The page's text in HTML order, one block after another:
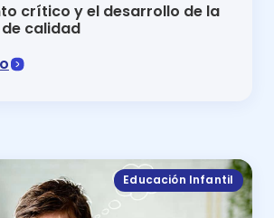
crítico y el desarrollo de la
calidad
Educación Infantil